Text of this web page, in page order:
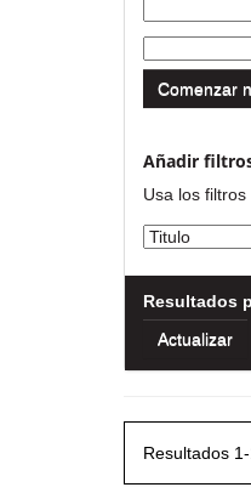
Comenzar
Añadir
Usa los filtros
Resultados
Resultados 1-